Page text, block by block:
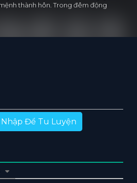
thành hôn. Trong đêm động
Để Tu Luyện